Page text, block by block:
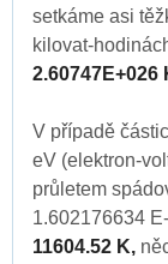
setkáme asi
kilovat-
2.60747E+026
V případě
eV (elektron-
průletem
1.602176634
11604.52 K,